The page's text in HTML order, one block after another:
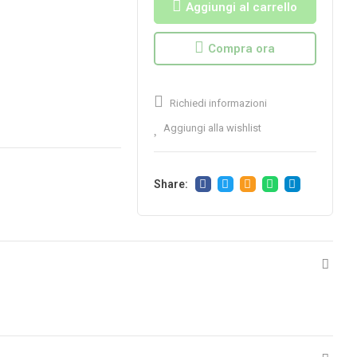
Aggiungi al carrello
Compra ora
Richiedi informazioni
Aggiungi alla wishlist